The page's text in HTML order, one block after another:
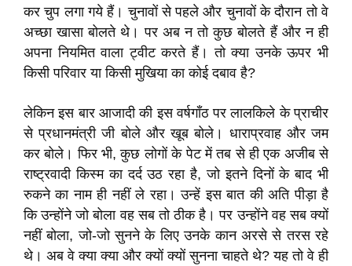
कर चुप लगा गये हैं। चुनावों से पहले और चुनावों के दौरान तो वे
अच्छा खासा बोलते थे। पर अब न तो कुछ बोलते हैं और न ही
अपना नियमित वाला ट्वीट करते हैं। तो क्या उनके ऊपर भी
किसी परिवार या किसी मुखिया का कोई दबाव है?
लेकिन इस बार आजादी की इस वर्षगाँठ पर लालकिले के प्राचीर
से प्रधानमंत्री जी बोले और खूब बोले। धाराप्रवाह और जम
कर बोले। फिर भी, कुछ लोगों के पेट में तब से ही एक अजीब से
राष्ट्रवादी किस्म का दर्द उठ रहा है, जो इतने दिनों के बाद भी
रुकने का नाम ही नहीं ले रहा। उन्हें इस बात की अति पीड़ा है
कि उन्होंने जो बोला वह सब तो ठीक है। पर उन्होंने वह सब क्यों
नहीं बोला, जो-जो सुनने के लिए उनके कान अरसे से तरस रहे
थे। अब वे क्या क्या और क्यों क्यों सुनना चाहते थे? यह तो वे ही